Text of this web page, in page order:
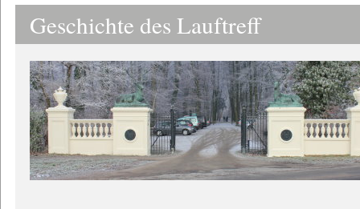
Geschichte des Lauftreff